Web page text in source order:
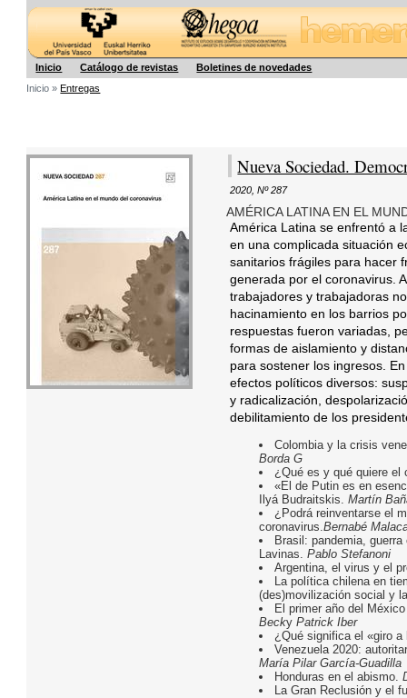
Inicio Catálogo de revistas
Boletines de novedades
Inicio »Entregas
Nueva Sociedad.
2020 ,Nº 287
AMÉRICA LATINA EN EL
América Latina se enfrentó a
en una complicada situación
sanitarios frágiles para hacer
generada por el coronavirus.
trabajadores y trabajadoras
hacinamiento en los barrios
respuestas fueron variadas,
formas de aislamiento y
para sostener los ingresos.
efectos políticos diversos:
y radicalización,
debilitamiento de los
Colombia y la crisis
Borda G
¿Qué es y qué quiere el
«El de Putin es en
Ilyá Budraitskis.Martín
¿Podrá reinventarse el
coronavirus.Bernabé
Brasil: pandemia,
Lavinas.Pablo Stefanoni
Argentina, el virus y el
La política chilena en
(des)movilización social y
El primer año del
BeckyPatrick Iber
¿Qué significa el «giro
Venezuela 2020:
María Pilar García-Guadilla
Honduras en el abismo.
La Gran Reclusión y el